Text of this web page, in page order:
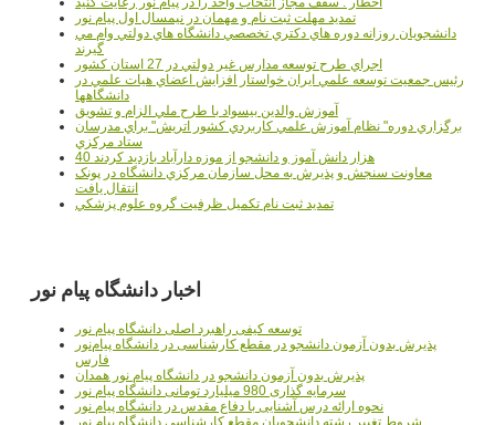
تمدید مهلت ثبت نام و مهمان در نیمسال اول پیام نور
دانشجويان روزانه دوره هاي دكتري تخصصي دانشگاه هاي دولتي وام مي
گيرند
اجراي طرح توسعه مدارس غير دولتي در 27 استان کشور
رئيس جمعيت توسعه علمي ايران خواستار افزايش اعضاي هيات علمي در
دانشگاهها
آموزش والدين بيسواد با طرح ملي الزام و تشويق
برگزاري دوره" نظام آموزش علمي كاربردي كشور اتريش" براي مدرسان
ستاد مرکزي
40 هزار دانش آموز و دانشجو از موزه دارآباد بازديد کردند
معاونت سنجش و پذيرش به محل سازمان مرکزي دانشگاه در پونک
انتقال يافت
تمديد ثبت نام تکميل ظرفيت گروه علوم پزشکي
اخبار دانشگاه پیام نور
توسعه کیفی راهبرد اصلی دانشگاه پیام نور
پذیرش بدون آزمون دانشجو در مقطع کارشناسی در دانشگاه پیام‌نور
فارس
پذیرش بدون آزمون دانشجو در دانشگاه پیام نور همدان
سرمایه گذاری 980 میلیارد تومانی دانشگاه پیام نور
نحوه ارائه درس آشنایی با دفاع مقدس در دانشگاه پیام نور
شروط تغییر رشته دانشجویان مقطع کارشناسی دانشگاه پیام نور